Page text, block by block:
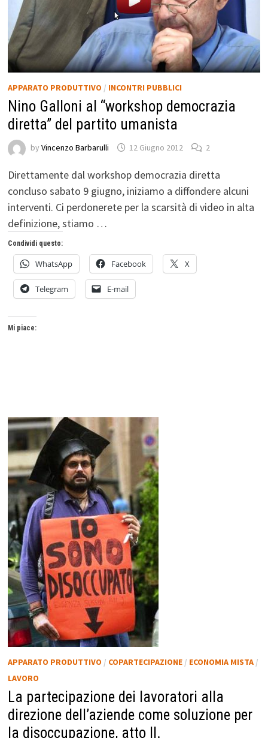
APPARATO PRODUTTIVO / INCONTRI PUBBLICI
Nino Galloni al “workshop democrazia
diretta” del partito umanista
by Vincenzo Barbarulli 12 Giugno 2012 2
Direttamente dal workshop democrazia diretta
concluso sabato 9 giugno, iniziamo a diffondere alcuni
interventi. Ci perdonerete per la scarsità di video in alta
definizione, stiamo …
Condividi questo:
WhatsApp Facebook X
Telegram E-mail
Mi piace:
APPARATO PRODUTTIVO / COPARTECIPAZIONE/ ECONOMIA MISTA/
LAVORO
La partecipazione dei lavoratori alla
direzione dell’aziende come soluzione per
la disoccupazione, atto II.